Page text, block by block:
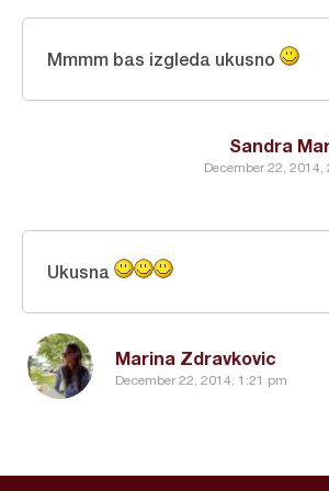
Sandra
December 22, 2014,
Mmmm bas izgleda ukusno
Marina Zdravkovic
December 22, 2014, 1:21 pm
Ukusna